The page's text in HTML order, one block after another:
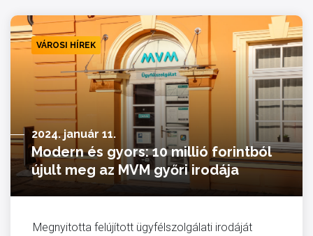
VÁROSI HÍREK
2024. január 11.
Modern és gyors: 10 millió forintból
újult meg az MVM győri irodája
Megnyitotta felújított ügyfélszolgálati irodáját